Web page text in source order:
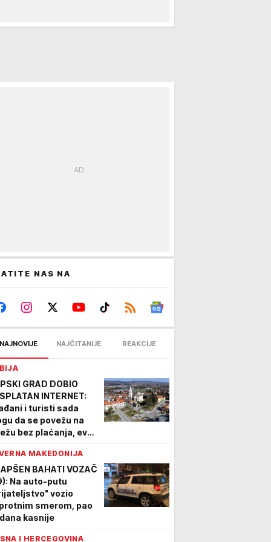
NAS NA
NAJNOVIJE NAJČITANIJE REAKCIJE
GRAD DOBIO
INTERNET:
i turisti sada
da se povežu na
bez plaćanja, evo
MAKEDONIJA
BAHATI VOZAČ
Na auto-putu
vozio
smerom, pao
kasnije
I HERCEGOVINA